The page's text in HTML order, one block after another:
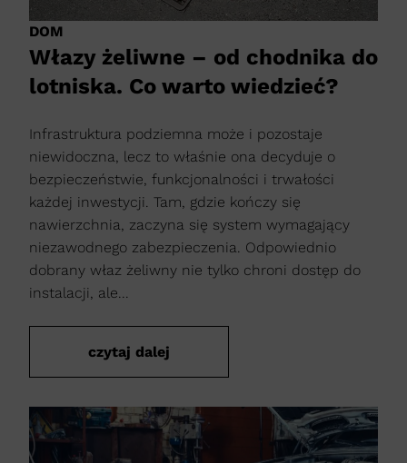
DOM
Włazy żeliwne – od chodnika do
lotniska. Co warto wiedzieć?
Infrastruktura podziemna może i pozostaje
niewidoczna, lecz to właśnie ona decyduje o
bezpieczeństwie, funkcjonalności i trwałości
każdej inwestycji. Tam, gdzie kończy się
nawierzchnia, zaczyna się system wymagający
niezawodnego zabezpieczenia. Odpowiednio
dobrany właz żeliwny nie tylko chroni dostęp do
instalacji, ale...
czytaj dalej